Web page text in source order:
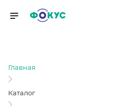
Главная
Каталог